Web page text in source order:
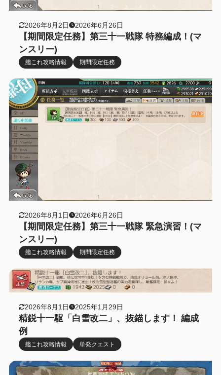
2026年8月2日 2026年6月26日
【期間限定任務】第三十一戦隊 特務編成！(マ
ンスリー)
艦これ攻略情報 期間限定任務
2026年8月1日 2026年6月26日
【期間限定任務】第三十一戦隊 緊急演習！(マ
ンスリー)
艦これ攻略情報 期間限定任務
2026年8月1日 2025年1月29日
精鋭十一駆「白雪改二」、抜錨します！ 編成
例
艦これ攻略情報 単発クエスト